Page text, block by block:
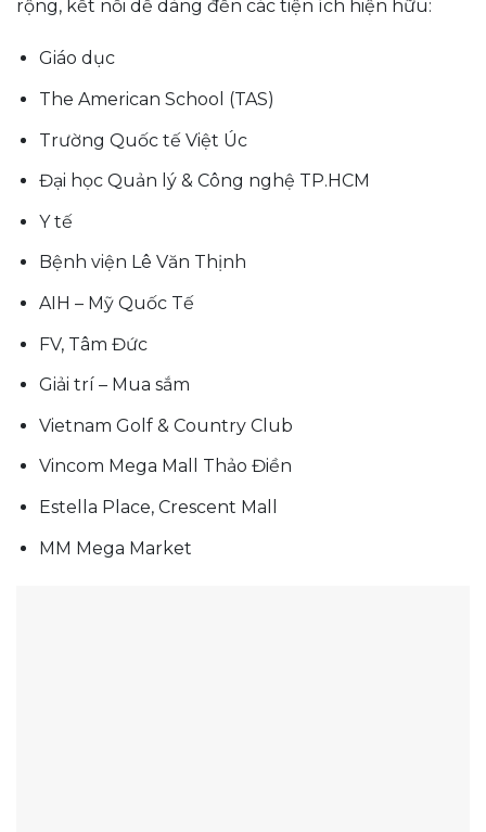
rộng, kết nối dễ dàng đến các tiện ích hiện hữu:
Giáo dục
The American School (TAS)
Trường Quốc tế Việt Úc
Đại học Quản lý & Công nghệ TP.HCM
Y tế
Bệnh viện Lê Văn Thịnh
AIH – Mỹ Quốc Tế
FV, Tâm Đức
Giải trí – Mua sắm
Vietnam Golf & Country Club
Vincom Mega Mall Thảo Điền
Estella Place, Crescent Mall
MM Mega Market